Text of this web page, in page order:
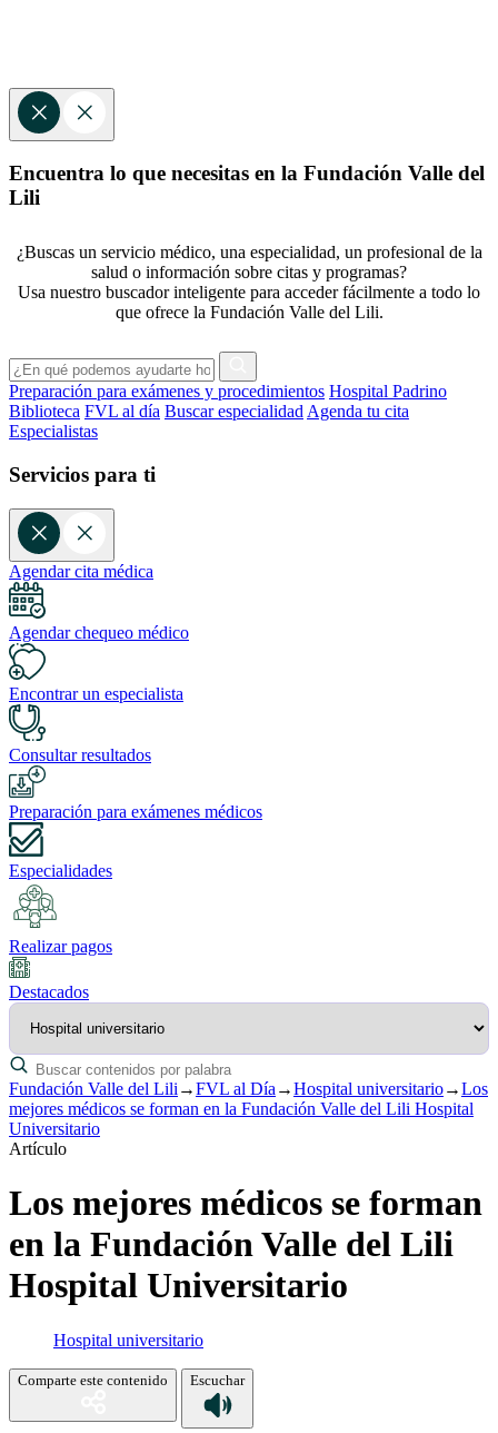
Encuentra lo que necesitas en la Fundación Valle del
Lili
¿Buscas un servicio médico, una especialidad, un profesional de la
salud o información sobre citas y programas?
Usa nuestro buscador inteligente para acceder fácilmente a todo lo
que ofrece la Fundación Valle del Lili.
Preparación para exámenes y procedimientos Hospital Padrino
Biblioteca FVL al día Buscar especialidad Agenda tu cita
Especialistas
Servicios para ti
Agendar cita médica
Agendar chequeo médico
Encontrar un especialista
Consultar resultados
Preparación para exámenes médicos
Especialidades
Realizar pagos
Destacados
Fundación Valle del Lili →FVL al Día →Hospital universitario→Los
mejores médicos se forman en la Fundación Valle del Lili Hospital
Universitario
Artículo
Los mejores médicos se forman
en la Fundación Valle del Lili
Hospital Universitario
Hospital universitario
Comparte este contenido Escuchar